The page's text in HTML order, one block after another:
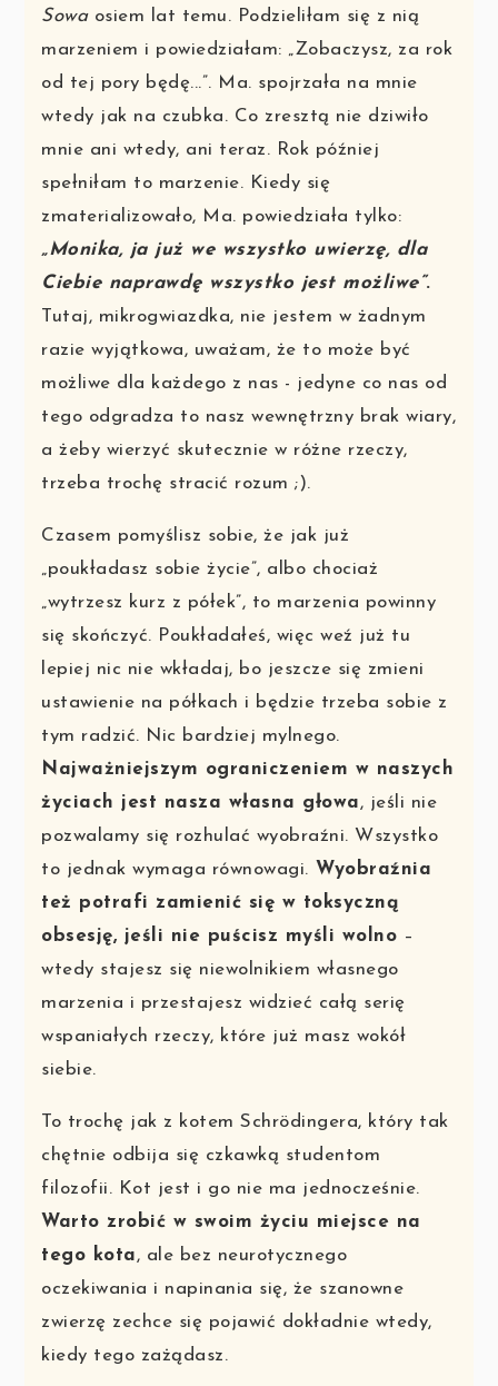
Sowa osiem lat temu. Podzieliłam się z nią
marzeniem i powiedziałam: „Zobaczysz, za rok
od tej pory będę...”. Ma. spojrzała na mnie
wtedy jak na czubka. Co zresztą nie dziwiło
mnie ani wtedy, ani teraz. Rok później
spełniłam to marzenie. Kiedy się
zmaterializowało, Ma. powiedziała tylko:
„Monika, ja już we wszystko uwierzę, dla
Ciebie naprawdę wszystko jest możliwe”.
Tutaj, mikrogwiazdka, nie jestem w żadnym
razie wyjątkowa, uważam, że to może być
możliwe dla każdego z nas - jedyne co nas od
tego odgradza to nasz wewnętrzny brak wiary,
a żeby wierzyć skutecznie w różne rzeczy,
trzeba trochę stracić rozum ;).
Czasem pomyślisz sobie, że jak już
„poukładasz sobie życie”, albo chociaż
„wytrzesz kurz z półek”, to marzenia powinny
się skończyć. Poukładałeś, więc weź już tu
lepiej nic nie wkładaj, bo jeszcze się zmieni
ustawienie na półkach i będzie trzeba sobie z
tym radzić. Nic bardziej mylnego.
Najważniejszym ograniczeniem w naszych
życiach jest nasza własna głowa, jeśli nie
pozwalamy się rozhulać wyobraźni. Wszystko
to jednak wymaga równowagi. Wyobraźnia
też potrafi zamienić się w toksyczną
obsesję, jeśli nie puścisz myśli wolno –
wtedy stajesz się niewolnikiem własnego
marzenia i przestajesz widzieć całą serię
wspaniałych rzeczy, które już masz wokół
siebie.
To trochę jak z kotem Schrödingera, który tak
chętnie odbija się czkawką studentom
filozofii. Kot jest i go nie ma jednocześnie.
Warto zrobić w swoim życiu miejsce na
tego kota, ale bez neurotycznego
oczekiwania i napinania się, że szanowne
zwierzę zechce się pojawić dokładnie wtedy,
kiedy tego zażądasz.